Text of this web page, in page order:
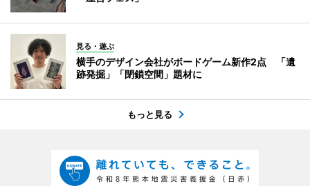
見る・遊ぶ
横手のデザイン会社がボードゲーム新作2点 「遺
跡発掘」「閉鎖空間」題材に
もっと見る